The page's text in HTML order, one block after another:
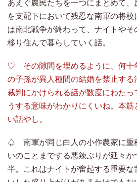
あえぐ農民たちを一つにまとめて
を支配下において残忍な南軍の将
は南北戦争が終わって、ナイトや
移り住んで暮らしていく話。
♡ その隙間を埋めるように、何十
の子孫が異人種間の結婚を禁止する
裁判にかけられる話が数度にわたっ
うする意味がわかりにくいね。本
い話やし。
♤ 南軍が同じ白人の小作農家に重
いのことまでする悪辣ぶりが延々
半。これはナイトが奮起する重要な